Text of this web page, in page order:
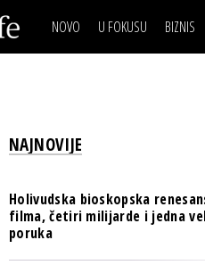
NOVO U FOKUSU BIZNIS
IZJAVA DANA
NAJNOVIJE
Holivudska bioskopska
filma, četiri milijarde i jedna
poruka